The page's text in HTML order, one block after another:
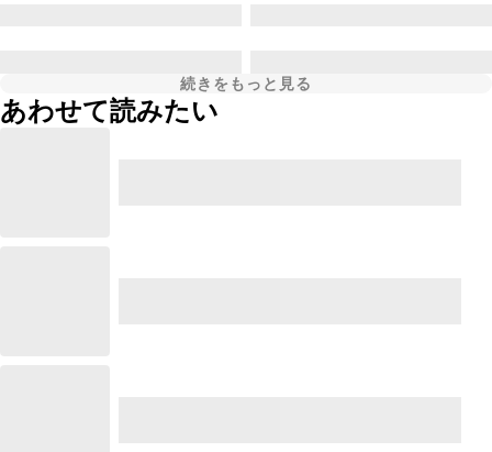
続きをもっと見る
あわせて読みたい